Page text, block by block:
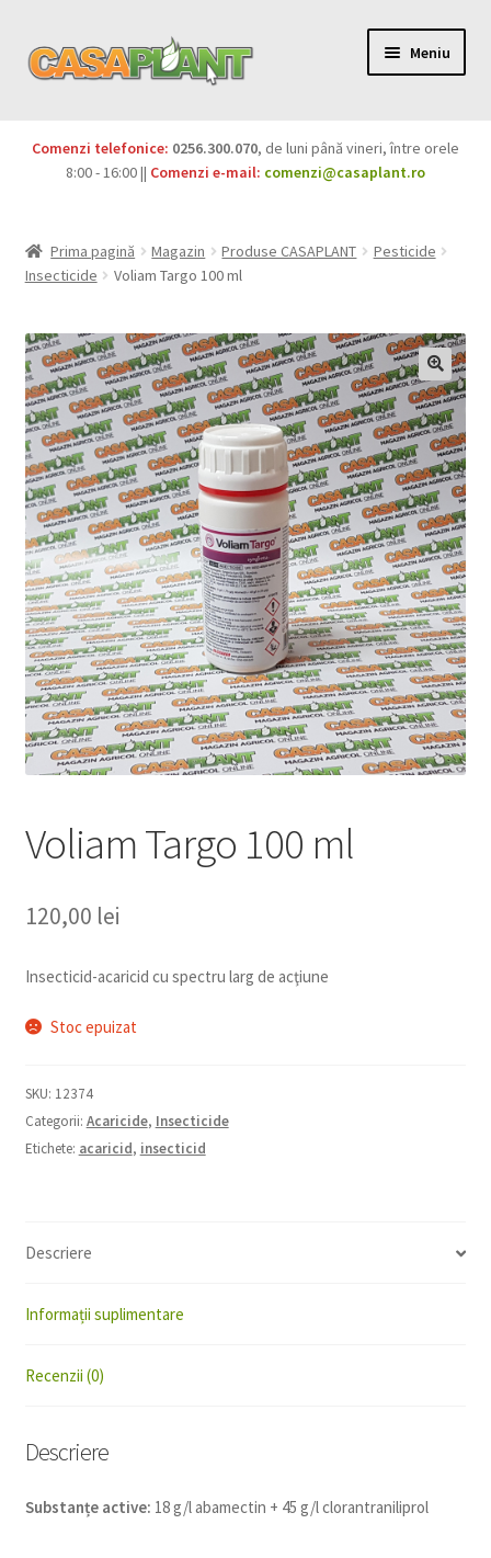
Meniu
Pesticide
copil
Produse BIO
Igienă publică
Casa și grădina
Extinde
meniul
copil
Sere și solarii
Extinde
meniul
copil
Comenzi telefonice: 0256.300.070, de luni până vineri, între orele
8:00 - 16:00 || Comenzi e-mail: comenzi@casaplant.ro
Prima pagină Magazin Produse CASAPLANT
Pesticide
Insecticide
Voliam Targo 100 ml
Voliam Targo 100 ml
120,00 lei
Insecticid-acaricid cu spectru larg de acţiune
Stoc epuizat
SKU: 12374
Categorii: Acaricide, Insecticide
Etichete: acaricid, insecticid
Descriere
Informații suplimentare
Recenzii (0)
Descriere
Substanțe active: 18 g/l abamectin + 45 g/l clorantraniliprol